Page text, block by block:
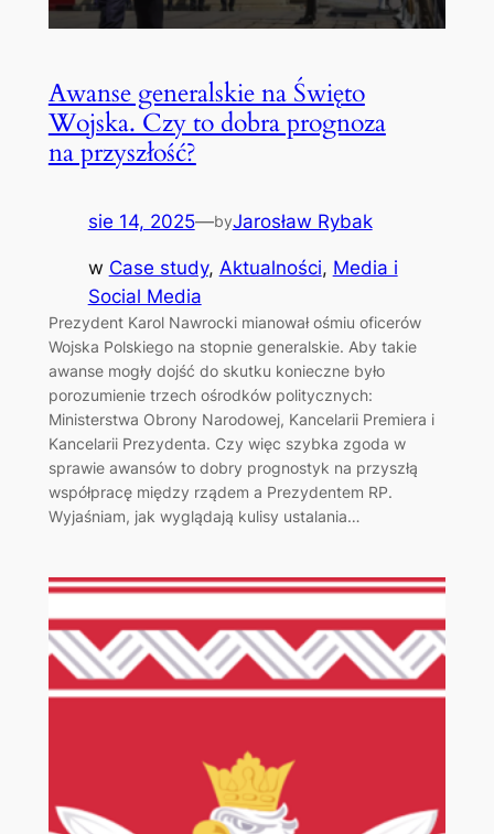
Awanse generalskie na Święto
Wojska. Czy to dobra prognoza
na przyszłość?
sie 14, 2025—byJarosław Rybak
w Case study, Aktualności, Media i
Social Media
Prezydent Karol Nawrocki mianował ośmiu oficerów
Wojska Polskiego na stopnie generalskie. Aby takie
awanse mogły dojść do skutku konieczne było
porozumienie trzech ośrodków politycznych:
Ministerstwa Obrony Narodowej, Kancelarii Premiera i
Kancelarii Prezydenta. Czy więc szybka zgoda w
sprawie awansów to dobry prognostyk na przyszłą
współpracę między rządem a Prezydentem RP.
Wyjaśniam, jak wyglądają kulisy ustalania…